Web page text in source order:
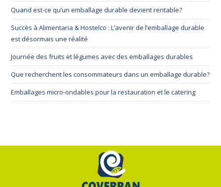
Quand est-ce qu’un emballage durable devient rentable?
Succès à Alimentaria & Hostelco : L’avenir de l’emballage durable
est désormais une réalité
Journée des fruits et légumes avec des emballages durables
Que recherchent les consommateurs dans un emballage durable?
Emballages micro-ondables pour la restauration et le catering